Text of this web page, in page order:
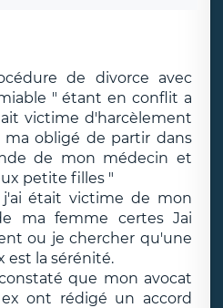
de divorce avec
" étant en conflit a
victime d'harcèlement
obligé de partir dans
de mon médecin et
petite filles "
j'ai était victime de mon
ma femme certes Jai
ou je chercher qu'une
est la sérénité.
que mon avocat
ont rédigé un accord